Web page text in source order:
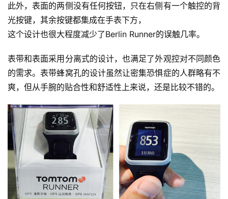
此外，表面的两侧没有任何按钮，只在右侧有一个触控的背
光按键，其余按键都集成在手表下方，
这个设计也很大程度减少了Berlin Runner的误触几率。
表带和表面采用分离式的设计，也满足了外观控对不同颜色
的需求。表带蜂窝孔的设计虽然让密集恐惧症的人群略有不
爽，但从手腕的贴合性和舒适性上来说，还是比较不错的。